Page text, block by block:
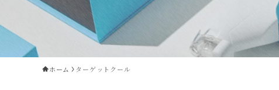
ホーム ターゲットクール